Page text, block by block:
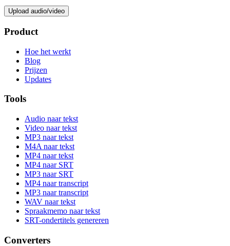
Upload audio/video
Product
Hoe het werkt
Blog
Prijzen
Updates
Tools
Audio naar tekst
Video naar tekst
MP3 naar tekst
M4A naar tekst
MP4 naar tekst
MP4 naar SRT
MP3 naar SRT
MP4 naar transcript
MP3 naar transcript
WAV naar tekst
Spraakmemo naar tekst
SRT-ondertitels genereren
Converters